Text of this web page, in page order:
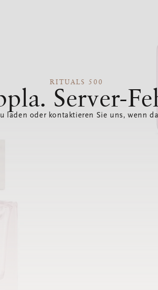
RITUALS 500
Server-
laden oder kontaktieren Sie uns, wenn